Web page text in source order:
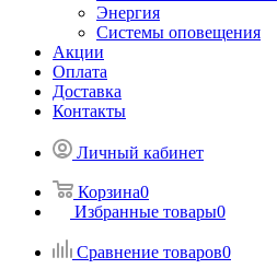
Энергия
Системы оповещения
Акции
Оплата
Доставка
Контакты
Личный кабинет
Корзина0
Избранные товары0
Сравнение товаров0